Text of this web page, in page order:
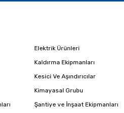
Elektrik Ürünleri
Kaldırma Ekipmanları
Kesici Ve Aşındırıcılar
Kimayasal Grubu
Şantiye ve İnşaat Ekipmanları